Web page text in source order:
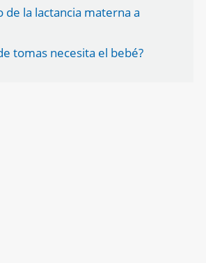
de la lactancia materna a
tomas necesita el bebé?